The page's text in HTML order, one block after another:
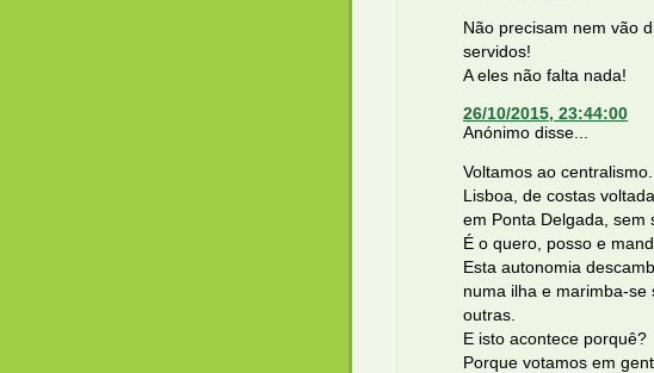
Não precisam nem vão
servidos!
A eles não falta nada!
26/10/2015, 23:44:00
Anónimo disse...
Voltamos ao
Lisboa, de costas
em Ponta Delgada, sem
É o quero, posso e
Esta autonomia
numa ilha e marimba-
outras.
E isto acontece porquê?
Porque votamos em